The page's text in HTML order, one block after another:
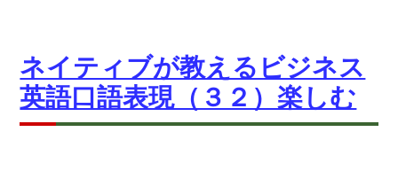
ネイティブが教えるビジネス
英語口語表現（３２）楽しむ